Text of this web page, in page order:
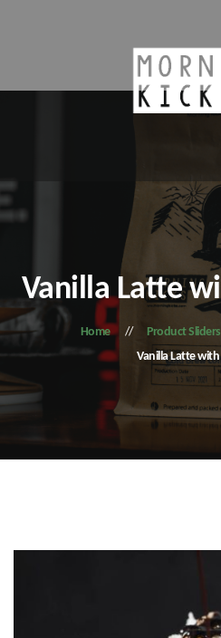
Vanilla Latte
Home Product Sliders
Vanilla Latte with